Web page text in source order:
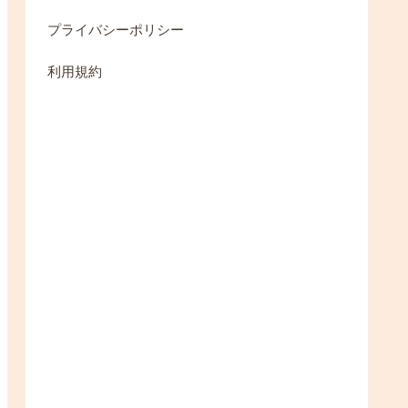
プライバシーポリシー
利用規約